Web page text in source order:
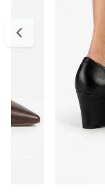
34 —
35 —
36 —
37 —
38 —
39 —
Indicamos medir o
ideal. Considere
conforto no uso
recomendamos